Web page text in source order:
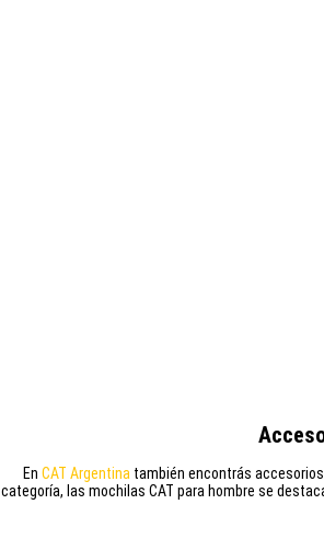
En CAT Argentina también encontrás
categoría, las mochilas CAT para hombre se